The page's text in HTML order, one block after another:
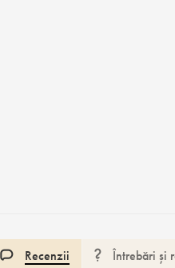
Recenzii Întrebări și